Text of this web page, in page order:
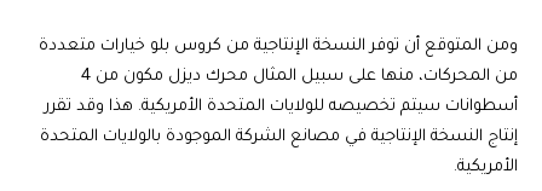
ومن المتوقع أن توفر النسخة الإنتاجية من كروس بلو خيارات متعددة
من المحركات، منها على سبيل المثال محرك ديزل مكون من 4
أسطوانات سيتم تخصيصه للولايات المتحدة الأمريكية. هذا وقد تقرر
إنتاج النسخة الإنتاجية في مصانع الشركة الموجودة بالولايات المتحدة
الأمريكية.